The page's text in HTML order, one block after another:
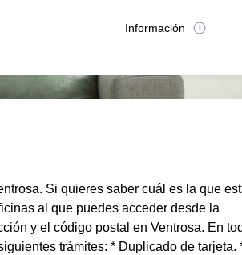
Información
Si quieres saber cuál es la que
al que puedes acceder desde la
y el código postal en Ventrosa. En
trámites: * Duplicado de tarjeta.